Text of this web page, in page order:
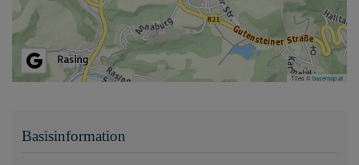
Tiles ©basemap.at
Basisinformation